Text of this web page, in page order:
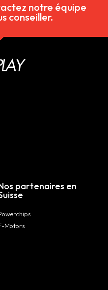
notre équipe
conseiller.
partenaires en
Motors